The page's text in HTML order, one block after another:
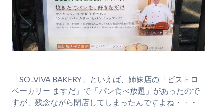
「SOLVIVA BAKERY」といえば、姉妹店の「ビストロ
ベーカリー ますだ」で「パン食べ放題」があったので
すが、残念ながら閉店してしまったんですよね・・・